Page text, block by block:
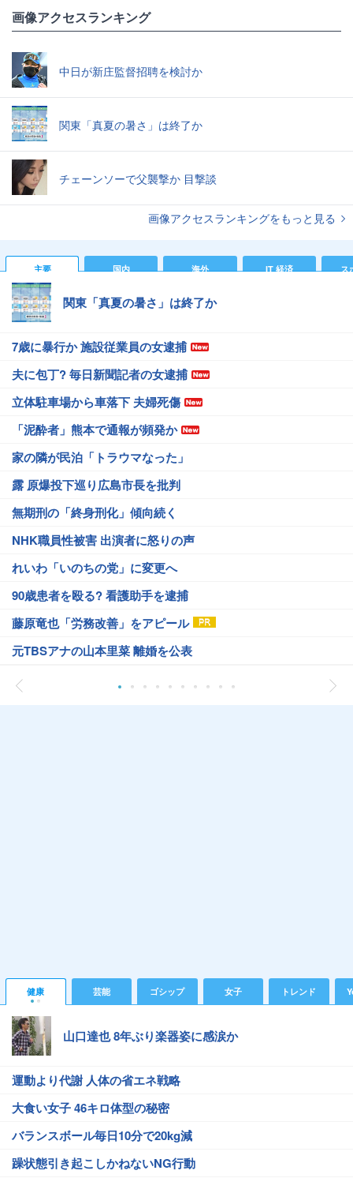
画像アクセスランキング
中日が新庄監督招聘を検討か
関東「真夏の暑さ」は終了か
チェーンソーで父襲撃か 目撃談
画像アクセスランキングをもっと見る
主要 国内 海外 IT 経済 ス
関東「真夏の暑さ」は終了か
7歳に暴行か 施設従業員の女逮捕
夫に包丁? 毎日新聞記者の女逮捕
立体駐車場から車落下 夫婦死傷
「泥酔者」熊本で通報が頻発か
家の隣が民泊「トラウマなった」
露 原爆投下巡り広島市長を批判
無期刑の「終身刑化」傾向続く
NHK職員性被害 出演者に怒りの声
れいわ「いのちの党」に変更へ
90歳患者を殴る? 看護助手を逮捕
藤原竜也「労務改善」をアピール
元TBSアナの山本里菜 離婚を公表
健康 芸能 ゴシップ 女子 トレンド
山口達也 8年ぶり楽器姿に感涙か
運動より代謝 人体の省エネ戦略
大食い女子 46キロ体型の秘密
バランスボール毎日10分で20kg減
躁状態引き起こしかねないNG行動